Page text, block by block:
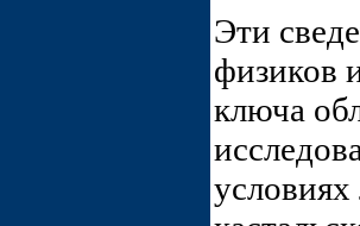
Эти
физиков
ключа
условиях